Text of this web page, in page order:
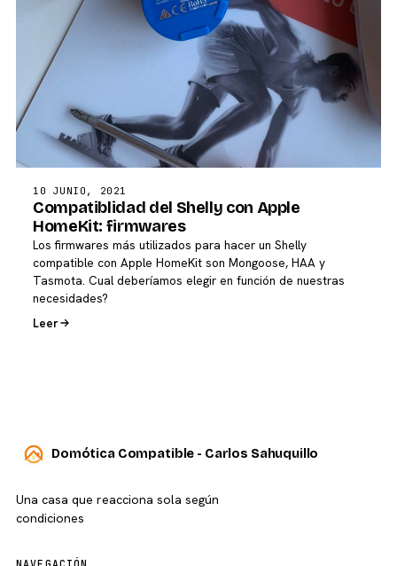
10 JUNIO, 2021
Compatiblidad del Shelly con Apple
HomeKit: firmwares
Los firmwares más utilizados para hacer un Shelly
compatible con Apple HomeKit son Mongoose, HAA y
Tasmota. Cual deberíamos elegir en función de nuestras
necesidades?
Leer
Domótica Compatible - Carlos Sahuquillo
Una casa que reacciona sola según
condiciones